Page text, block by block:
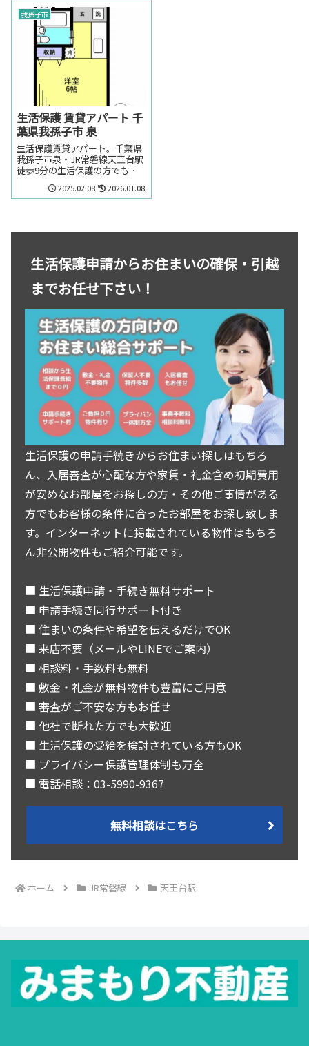
我孫子市
生活保護 賃貸アパート 千
葉県我孫子市 泉
生活保護賃貸アパート。千葉県
我孫子市泉・JR常磐線天王台駅
徒歩9分の生活保護の方でも賃
我孫子市泉・JR常磐線天王台駅
周辺のお部屋を探しの方はお気
2025.02.08 2026.01.08
生活保護申請からお住まいの確保・引越
までお任せ下さい！
生活保護の申請手続きからお住まい探しはもちろ
ん、入居審査が心配な方や家賃・礼金含め初期費用
が安めなお部屋をお探しの方・その他ご事情がある
方でもお客様の条件に合ったお部屋をお探し致しま
す。インターネットに掲載されている物件はもちろ
ん非公開物件もご紹介可能です。
■ 生活保護申請・手続き無料サポート
■ 申請手続き同行サポート付き
■ 住まいの条件や希望を伝えるだけでOK
■ 来店不要（メールやLINEでご案内）
■ 相談料・手数料も無料
■ 敷金・礼金が無料物件も豊富にご用意
■ 審査がご不安な方もお任せ
■ 他社で断れた方でも大歓迎
■ 生活保護の受給を検討されている方もOK
■ プライバシー保護管理体制も万全
■ 電話相談：03-5990-9367
無料相談はこちら
ホーム JR常磐線 天王台駅